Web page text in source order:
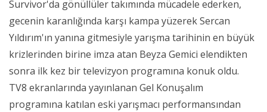
Survivor'da gönüllüler takımında mücadele ederken,
gecenin karanlığında karşı kampa yüzerek Sercan
Yıldırım'ın yanına gitmesiyle yarışma tarihinin en büyük
krizlerinden birine imza atan Beyza Gemici elendikten
sonra ilk kez bir televizyon programına konuk oldu.
TV8 ekranlarında yayınlanan Gel Konuşalım
programına katılan eski yarışmacı performansından